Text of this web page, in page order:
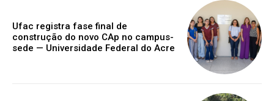
Ufac registra fase final de
construção do novo CAp no campus-
sede — Universidade Federal do Acre